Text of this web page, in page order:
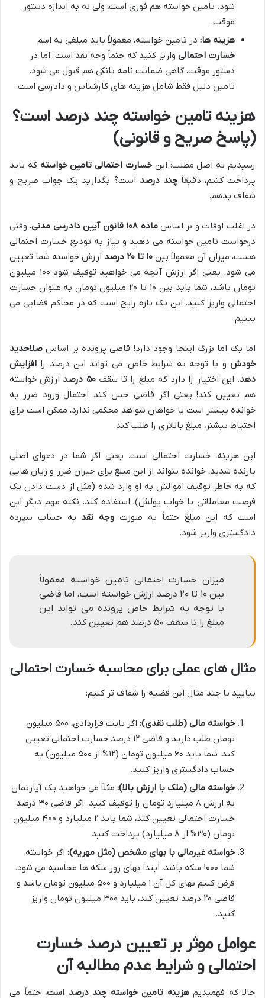
شود. تامین خواسته هم فوری است، ولی نه به اندازه دستور
موقت.
هزینه ها: در تامین خواسته، معمولاً باید مبلغی به اسم
خسارت احتمالی واریز کنید که حتماً وجه نقد است. اما در
دستور موقت، گاهی ضمانت نامه بانکی هم قبول می شود.
تامین دلیل فقط شامل هزینه های کارشناس و دادرسی است.
هزینه تامین خواسته چند درصد است؟
(پاسخ صریح و قانونی)
رسیدیم به اصل مطلب: این خسارت احتمالی تامین خواسته که باید
پرداخت کنیم، دقیقاًچند درصد است؟ بگذارید یک جواب صریح و
شفاف بدهم.
در اغلب اوقات و بر اساسماده ۱۰۸ قانون آیین دادرسی مدنی
، وقتی
درخواست تامین خواسته می دهید و نیاز به تودیع خسارت احتمالی
هست، میزان آن معمولاً بین ۱۰ تا ۲۰ درصد
ارزش خواسته شما تعیین
می شود. یعنی اگر ارزش آنچه می خواهید توقیف شود ۱۰۰ میلیون
تومان باشد، شما باید بین ۱۰ تا ۲۰ میلیون تومان به عنوان خسارت
احتمالی واریز کنید. این یک بازه رایج است که در محاکم قضایی می
بینیم.
اما یک اما بزرگ اینجا وجود دارد! قاضی پرونده بر اساس صلاحدید
خودش و با توجه به شرایط خاص، می تواند این درصد را افزایش
دهد. این اختیار را دارد که مبلغ را تا سقف۵۰ درصد
ارزش خواسته
هم تعیین کند! یعنی اگر قاضی حس کند احتمال ورود ضرر به
خوانده بیشتر است یا خواهان شواهد محکمی ندارد، ممکن است برای
احتیاط بیشتر، مبلغ بالاتری را طلب کند.
این هزینه، خسارت احتمالی است. یعنی اگر شما در دعوای اصلی
بازنده شدید، خوانده بتواند از این مبلغ برای جبران ضرر و زیان هایی
که به خاطر توقیف اموالش به او وارد شده (مثل از دست دادن یک
فرصت معاملاتی یا خواب پولش)، استفاده کند. نکته مهم دیگر این
است که این مبلغ حتماً به صورت وجه نقدبه حساب سپرده
دادگستری واریز شود.
میزان خسارت احتمالی تامین خواسته معمولاً
بین ۱۰ تا ۲۰ درصد ارزش خواسته است، اما قاضی
با توجه به شرایط خاص پرونده می تواند این
مبلغ را تا سقف ۵۰ درصد هم تعیین کند.
مثال های عملی برای محاسبه خسارت احتمالی
بیایید با چند مثال این قضیه را شفاف تر کنیم:
خواسته مالی (طلب نقدی):
اگر بابت قراردادی، ۵۰۰ میلیون
تومان طلب دارید و قاضی ۱۲ درصد خسارت احتمالی تعیین
کند، شما باید ۶۰ میلیون تومان (۱۲% از ۵۰۰ میلیون) به
حساب دادگستری واریز کنید.
خواسته مالی (ملک با ارزش بالا): مثلاً می خواهید یک آپارتمان
به ارزش ۸ میلیارد تومان را توقیف کنید. اگر قاضی ۳۰ درصد
خسارت احتمالی تعیین کند، شما باید ۲ میلیارد و ۴۰۰ میلیون
تومان (۳۰% از ۸ میلیارد) پرداخت کنید.
خواسته غیرمالی با بهای مشخص (مثل مهریه): اگر خواسته
شما ۱۰۰۰ سکه باشد، ابتدا بهای روز سکه ها محاسبه می شود.
فرض کنیم بهای کل آن ۱ میلیارد و ۵۰۰ میلیون تومان باشد و
قاضی ۲۰ درصد تعیین کند، باید ۳۰۰ میلیون تومان واریز
کنید.
عوامل موثر بر تعیین درصد خسارت
احتمالی و شرایط عدم مطالبه آن
حالا که فهمیدیمهزینه تامین خواسته چند درصد است، حتماً می